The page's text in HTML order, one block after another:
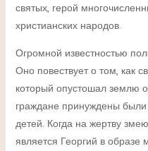
святых, герой
христианских народов.
Огромной известностью
Оно повествует о том, как
который опустошал землю
граждане принуждены
детей. Когда на жертву
является Георгий в образе